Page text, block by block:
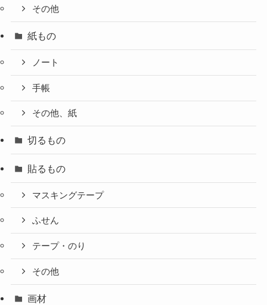
その他
紙もの
ノート
手帳
その他、紙
切るもの
貼るもの
マスキングテープ
ふせん
テープ・のり
その他
画材